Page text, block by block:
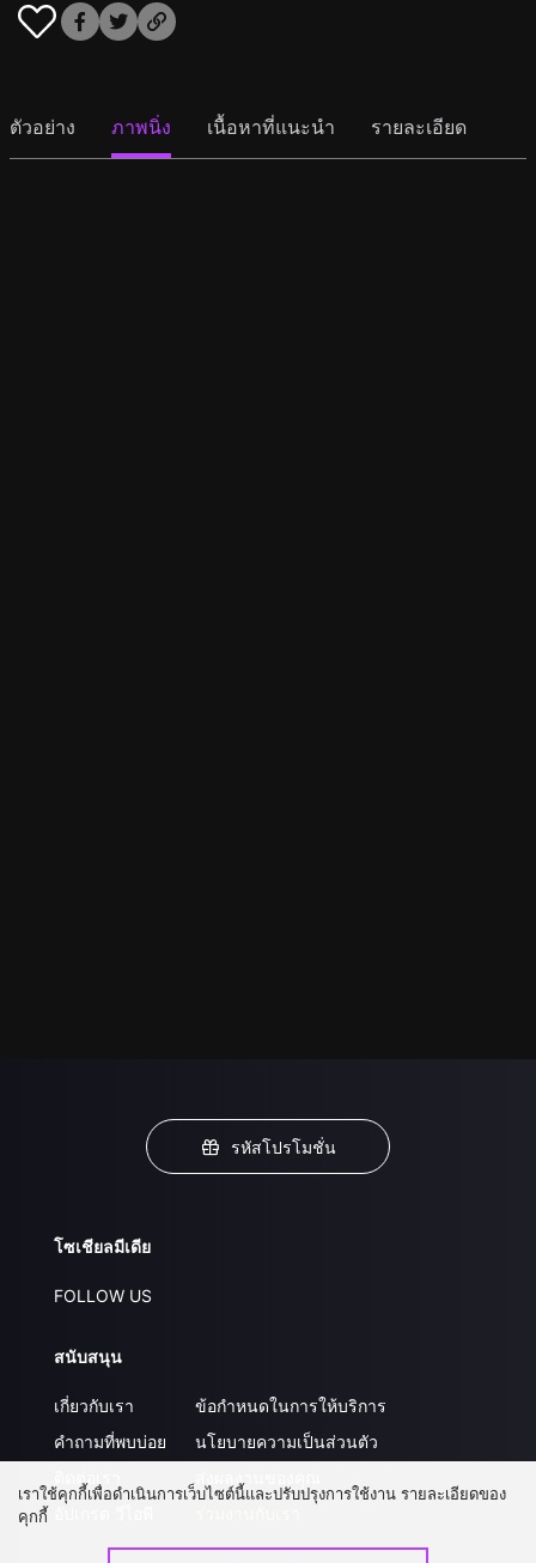
ตัวอย่าง ภาพนิ่ง เนื้อหาที่แนะนำ รายละเอียด
รหัสโปรโมชั่น
โซเชียลมีเดีย
FOLLOW US
สนับสนุน
เกี่ยวกับเรา
คำถามที่พบบ่อย
ข้อกำหนดในการให้บริการ
นโยบายความเป็นส่วนตัว
เราใช้คุกกี้เพื่อดำเนินการเว็บไซต์นี้และปรับปรุงการใช้งาน รายละเอียดของ
คุกกี้